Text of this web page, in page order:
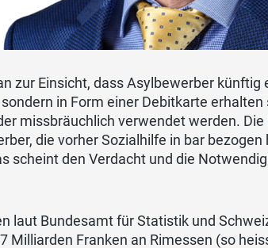
zur Einsicht, dass Asylbewerber künftig
in Form einer Debitkarte
missbräuchlich verwendet werden.
die vorher Sozialhilfe in bar
scheint den Verdacht und die
laut Bundesamt für Statistik und
Milliarden Franken an Rimessen (so